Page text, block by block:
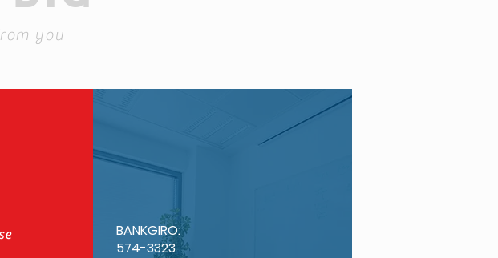
you
BANKGIRO:
574-3323